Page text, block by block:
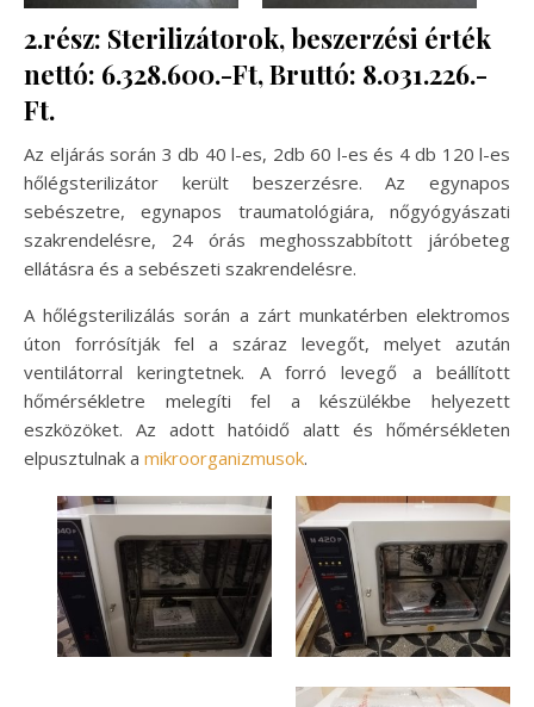
2.rész: Sterilizátorok, beszerzési érték
nettó: 6.328.600.-Ft, Bruttó: 8.031.226.-
Ft.
Az eljárás során 3 db 40 l-es, 2db 60 l-es és 4 db 120 l-es
hőlégsterilizátor került beszerzésre. Az egynapos
sebészetre, egynapos traumatológiára, nőgyógyászati
szakrendelésre, 24 órás meghosszabbított járóbeteg
ellátásra és a sebészeti szakrendelésre.
A hőlégsterilizálás során a zárt munkatérben elektromos
úton forrósítják fel a száraz levegőt, melyet azután
ventilátorral keringtetnek. A forró levegő a beállított
hőmérsékletre melegíti fel a készülékbe helyezett
eszközöket. Az adott hatóidő alatt és hőmérsékleten
elpusztulnak a mikroorganizmusok.